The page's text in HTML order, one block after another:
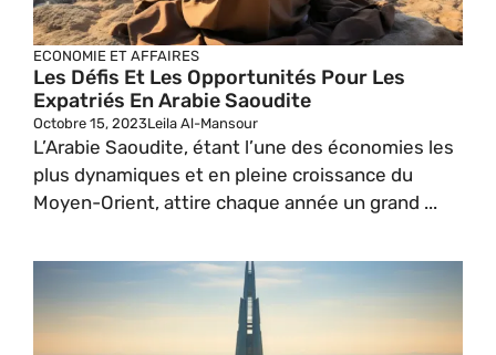
ECONOMIE ET AFFAIRES
Les Défis Et Les Opportunités Pour Les
Expatriés En Arabie Saoudite
Octobre 15, 2023Leila Al-Mansour
L’Arabie Saoudite, étant l’une des économies les
plus dynamiques et en pleine croissance du
Moyen-Orient, attire chaque année un grand ...